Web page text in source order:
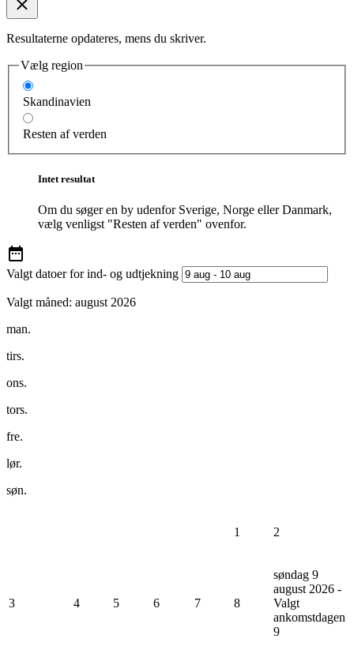
Resultaterne opdateres, mens du skriver.
Vælg region
Skandinavien
Resten af verden
Intet resultat
Om du søger en by udenfor Sverige, Norge eller Danmark,
vælg venligst "Resten af verden" ovenfor.
Valgt datoer for ind- og udtjekning
Valgt måned: august 2026
man.
tirs.
ons.
tors.
fre.
lør.
søn.
1 2
3 4 5 6 7 8
søndag 9
august 2026 -
Valgt
ankomstdagen
9